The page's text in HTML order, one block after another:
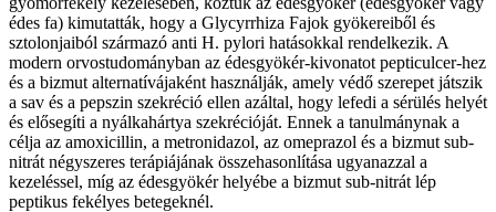
édes fa) kimutatták, hogy a Glycyrrhiza Fajok gyökereiből és
sztolonjaiból származó anti H. pylori hatásokkal rendelkezik. A
modern orvostudományban az édesgyökér-kivonatot pepticulcer-hez
és a bizmut alternatívájaként használják, amely védő szerepet játszik
a sav és a pepszin szekréció ellen azáltal, hogy lefedi a sérülés helyét
és elősegíti a nyálkahártya szekrécióját. Ennek a tanulmánynak a
célja az amoxicillin, a metronidazol, az omeprazol és a bizmut sub-
nitrát négyszeres terápiájának összehasonlítása ugyanazzal a
kezeléssel, míg az édesgyökér helyébe a bizmut sub-nitrát lép
peptikus fekélyes betegeknél.